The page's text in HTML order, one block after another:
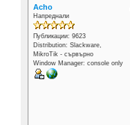
Acho
Напреднали
Публикации: 9623
Distribution: Slackware,
MikroTik - сървърно
Window Manager: console only